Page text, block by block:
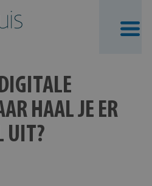
HAAL JE ER
UIT?